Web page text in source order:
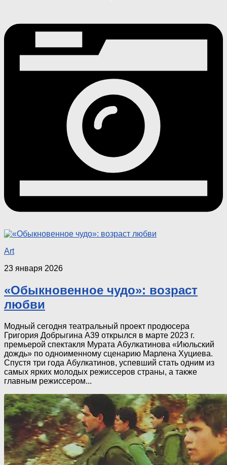
Art
23 января 2026
«Обыкновенное чудо»: возраст
любви
Модный сегодня театральный проект продюсера
Григория Добрыгина А39 открылся в марте 2023 г.
премьерой спектакля Мурата Абулкатинова «Июльский
дождь» по одноименному сценарию Марлена Хуциева.
Спустя три года Абулкатинов, успевший стать одним из
самых ярких молодых режиссеров страны, а также
главным режиссером...